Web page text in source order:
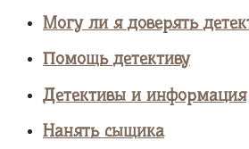
Могу ли я доверять
Помощь детективу
Детективы и информация
Нанять сыщика